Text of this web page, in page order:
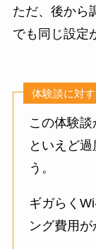
ただ、後から
でも同じ設定
体験談に対す
この体験
といえど
う。
ギガらく
ング費用が